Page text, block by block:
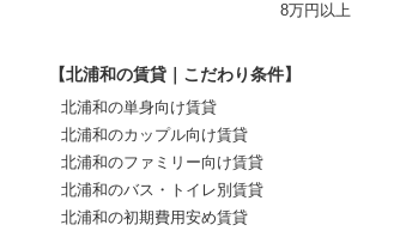
8万円以上
【北浦和の賃貸｜こだわり条件】
北浦和の単身向け賃貸
北浦和のカップル向け賃貸
北浦和のファミリー向け賃貸
北浦和のバス・トイレ別賃貸
北浦和の初期費用安め賃貸